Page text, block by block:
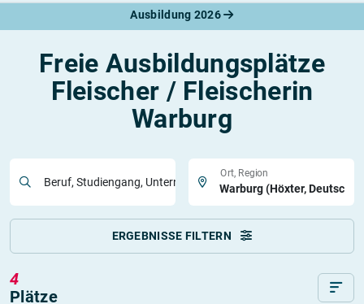
Ausbildung 2026
Freie Ausbildungsplätze
Fleischer / Fleischerin
Warburg
Beruf, Studiengang, Unternehmen
Ort, Region
ERGEBNISSE FILTERN
4
Plätze